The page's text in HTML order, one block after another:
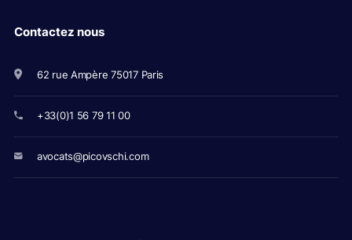
Contactez nous
62 rue Ampère 75017 Paris
+33(0)1 56 79 11 00
avocats@picovschi.com